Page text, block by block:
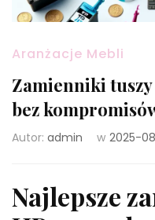
Aranżacje Mebli
Zamienniki
bez
Autor: admin w 2025-
Najlepsze